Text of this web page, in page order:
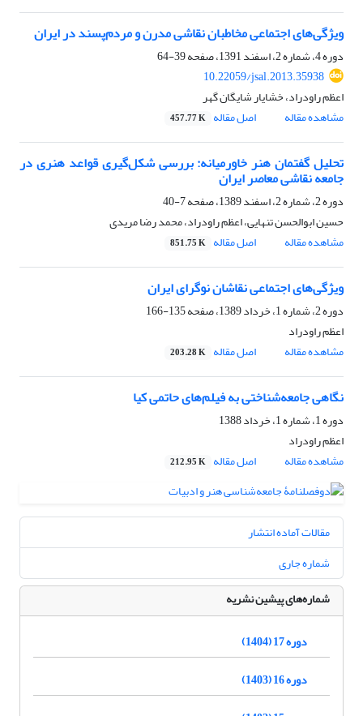
ویژگی‌های اجتماعی مخاطبان نقاشی مدرن و مردم‌پسند در ایران
دوره 4، شماره 2، اسفند 1391، صفحه
39-64
10.22059/jsal.2013.35938
اعظم راودراد، خشایار شایگان گهر
مشاهده مقاله
اصل مقاله 457.77 K
تحلیل گفتمان هنر خاورمیانه: بررسی شکل‌گیری قواعد هنری در
جامعه نقاشی معاصر ایران
دوره 2، شماره 2، اسفند 1389، صفحه
7-40
حسین ابوالحسن تنهایی، اعظم راودراد، محمد رضا مریدی
مشاهده مقاله
اصل مقاله 851.75 K
ویژگی‌های اجتماعی نقاشان نوگرای ایران
دوره 2، شماره 1، خرداد 1389، صفحه
135-166
اعظم راودراد
مشاهده مقاله
اصل مقاله 203.28 K
نگاهی جامعه‌شناختی به فیلم‌های حاتمی کیا
دوره 1، شماره 1، خرداد 1388
اعظم راودراد
مشاهده مقاله
اصل مقاله 212.95 K
مقالات آماده انتشار
شماره جاری
شماره‌های پیشین نشریه
دوره 17 (1404)
دوره 16 (1403)